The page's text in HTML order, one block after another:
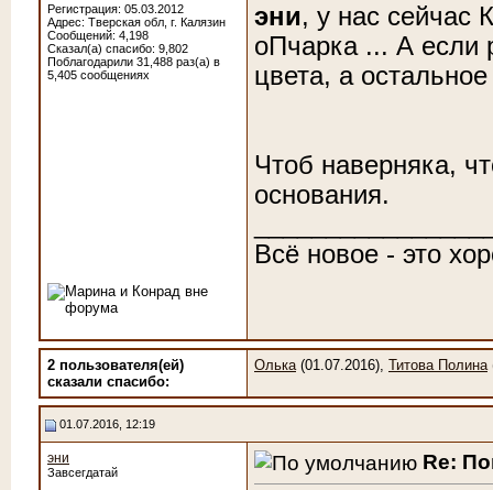
Регистрация: 05.03.2012
Адрес: Тверская обл, г. Калязин
Сообщений: 4,198
Сказал(а) спасибо: 9,802
Поблагодарили 31,488 раз(а) в
5,405 сообщениях
эни, у нас сейчас
оПчарка ... А если
цвета, а
Чтоб наверняка,
основания.
Всё новое - это
2 пользователя(ей)
сказали cпасибо:
Олька(01.07.2016), Титова Полина
01.07.2016, 12:19
эни
Завсегдатай
Re: